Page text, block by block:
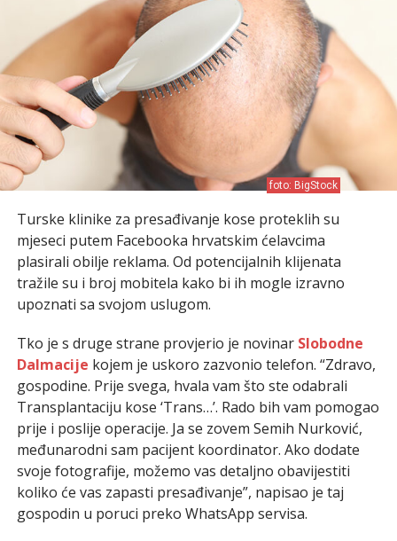
foto: BigStock
Turske klinike za presađivanje kose proteklih su
mjeseci putem Facebooka hrvatskim ćelavcima
plasirali obilje reklama. Od potencijalnih klijenata
tražile su i broj mobitela kako bi ih mogle izravno
upoznati sa svojom uslugom.
Tko je s druge strane provjerio je novinar Slobodne
Dalmacije kojem je uskoro zazvonio telefon. “Zdravo,
gospodine. Prije svega, hvala vam što ste odabrali
Transplantaciju kose ‘Trans…’. Rado bih vam pomogao
prije i poslije operacije. Ja se zovem Semih Nurković,
međunarodni sam pacijent koordinator. Ako dodate
svoje fotografije, možemo vas detaljno obavijestiti
koliko će vas zapasti presađivanje”, napisao je taj
gospodin u poruci preko WhatsApp servisa.